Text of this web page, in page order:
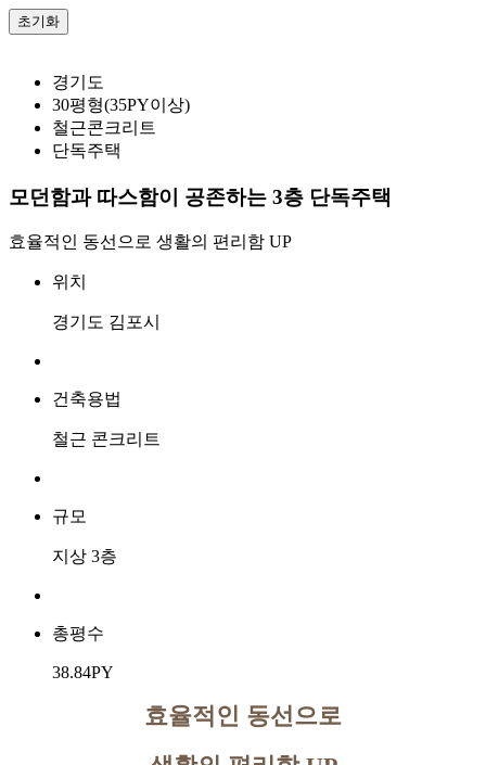
초기화
경기도
30평형(35PY이상)
철근콘크리트
단독주택
모던함과 따스함이 공존하는 3층 단독주택
효율적인 동선으로 생활의 편리함 UP
위치
경기도 김포시
건축용법
철근 콘크리트
규모
지상 3층
총평수
38.84PY
효율적인 동선으로